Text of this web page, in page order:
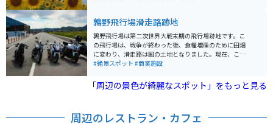
中国自動車道「滝野社IC」より約5分、電車ではJR加古
川線「滝駅」下車後、徒歩約5分の場所にあります。駐車
場も完備されているため、車での訪問も便利です。鮎漁
が有名で、近くには少しお高いですが、和食屋さんもあ
り一人でもゆったりと食事を楽しめます。
しい牛乳・共進牧場もあります。ひまわりの丘公園は市
民の公園なので駐車場も公園への入場料も無料です。
鶉野飛行場滑走路跡地
鶉野飛行場は第二次世界大戦末期の飛行場跡地です。こ
の飛行場は、戦争が終わった後、食糧増産のために田畑
に変わり、滑走路は国の土地となりました。現在、この
滑走路跡は加西市が管理しており、1200mの滑走路が当
す。 この地域は「sora加西（鶉野ミュージアム）」とし
て地域活性化拠点施設が設けられ、令和4年4月にオープ
ついて学ぶことができます。 また、滑走路そばには「平
#絶景スポット #商業施設
「周辺の景色が綺麗なスポット」をもっと見る
周辺のレストラン・カフェ